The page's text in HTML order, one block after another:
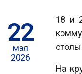
22
мая
2026
18 и
столы
На